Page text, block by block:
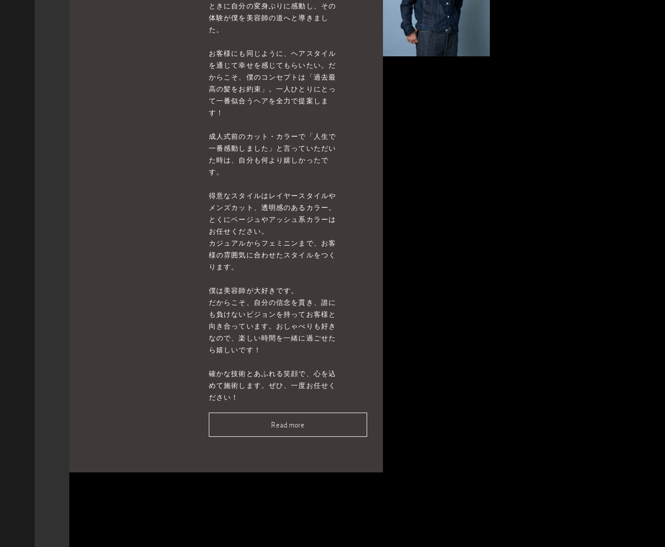
ときに自分の変身ぶりに感動し、その
体験が僕を美容師の道へと導きまし
た。
お客様にも同じように、ヘアスタイル
を通じて幸せを感じてもらいたい。だ
からこそ、僕のコンセプトは「過去最
高の髪をお約束」。一人ひとりにとっ
て一番似合うヘアを全力で提案しま
す！
成人式前のカット・カラーで「人生で
一番感動しました」と言っていただい
た時は、自分も何より嬉しかったで
す。
得意なスタイルはレイヤースタイルや
メンズカット、透明感のあるカラー。
とくにベージュやアッシュ系カラーは
お任せください。
カジュアルからフェミニンまで、お客
様の雰囲気に合わせたスタイルをつく
ります。
僕は美容師が大好きです。
だからこそ、自分の信念を貫き、誰に
も負けないビジョンを持ってお客様と
向き合っています。おしゃべりも好き
なので、楽しい時間を一緒に過ごせた
ら嬉しいです！
確かな技術とあふれる笑顔で、心を込
めて施術します。ぜひ、一度お任せく
ださい！
Read more